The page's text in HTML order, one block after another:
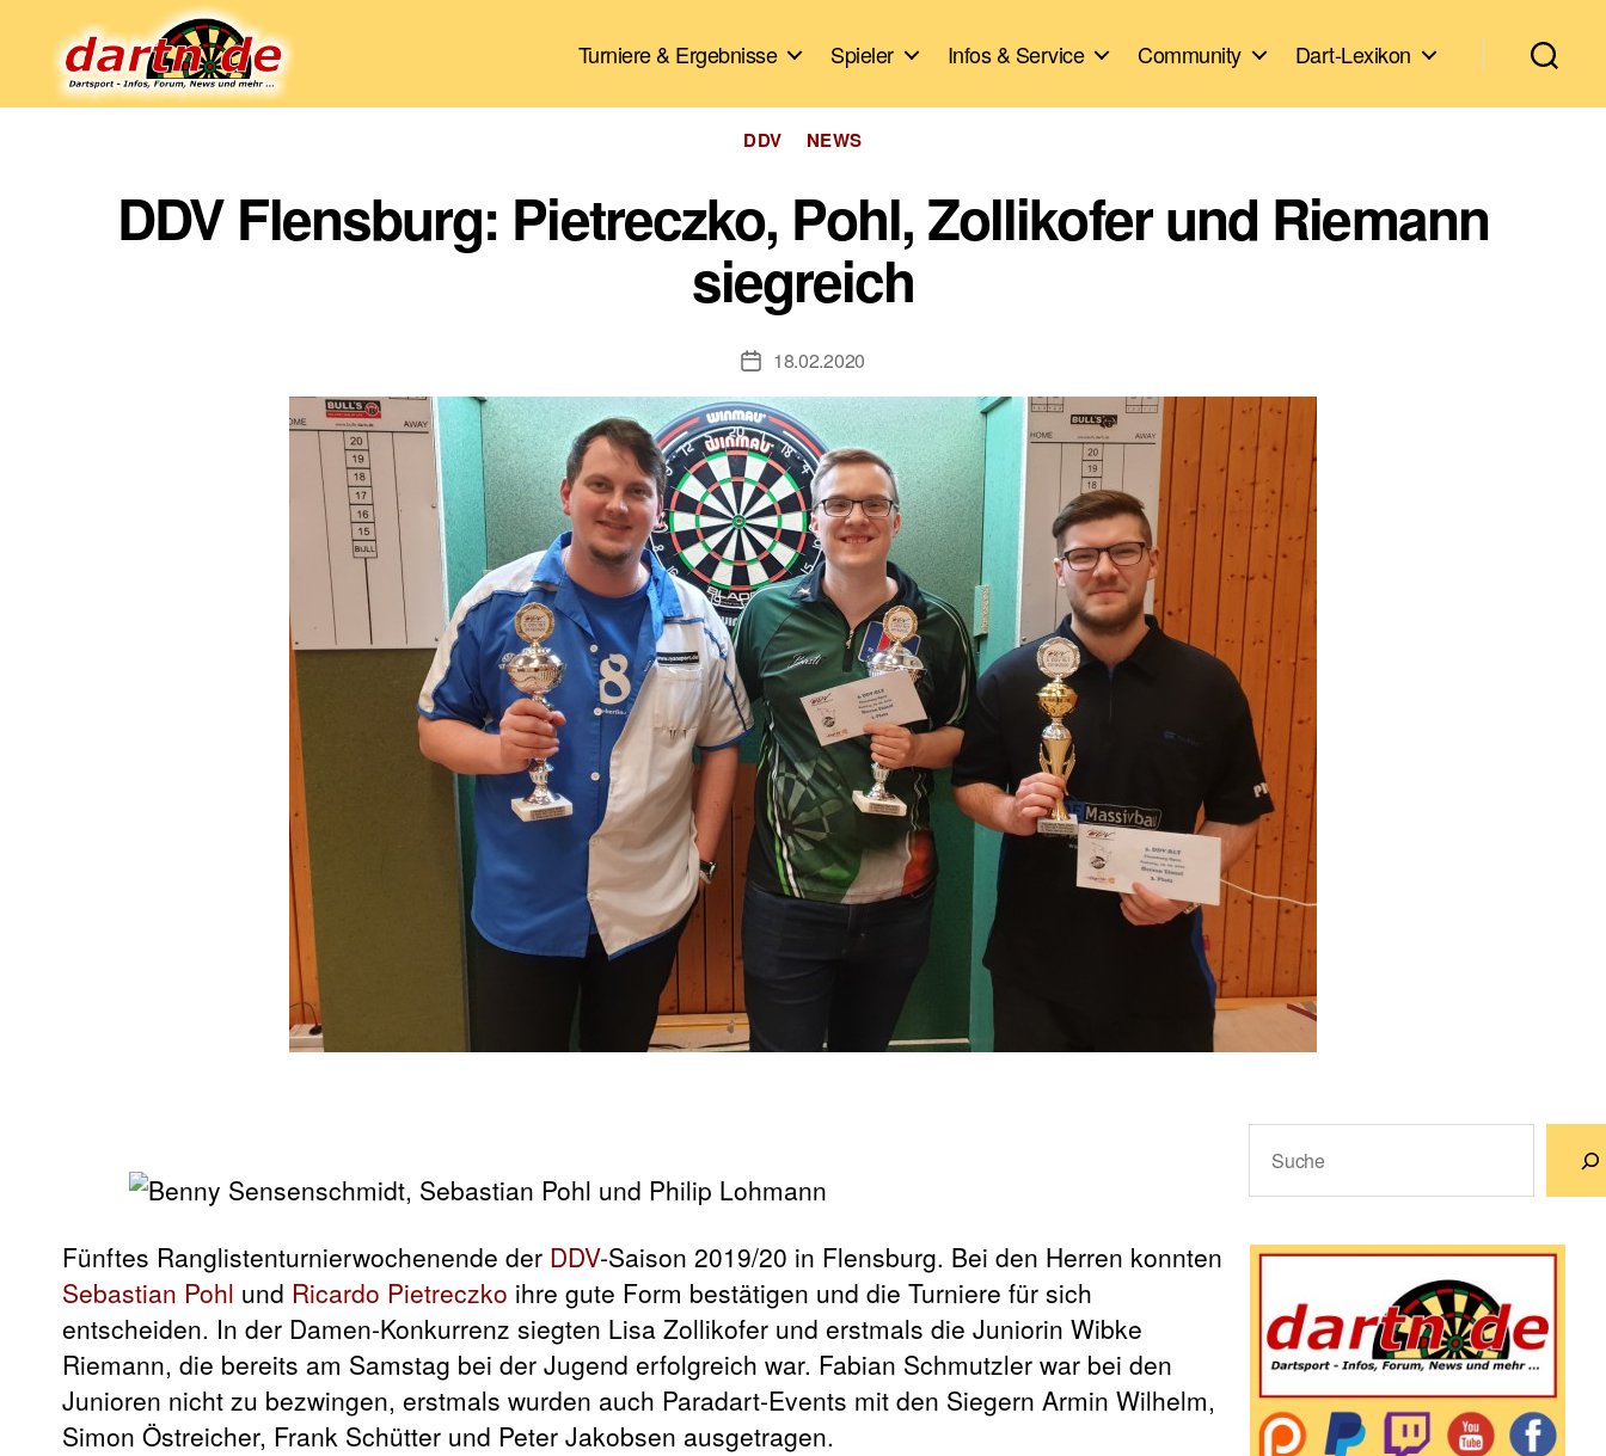
Turniere & Ergebnisse Spieler Infos & Service Community Dart-Lexikon
Kategorien
DDV NEWS
DDV Flensburg: Pietreczko, Pohl, Zollikofer und Riemann
siegreich
Veröffentlichungsdatum
18.02.2020
Fünftes Ranglistenturnierwochenende der DDV-Saison 2019/20 in Flensburg. Bei den Herren konnten
Sebastian Pohl und Ricardo Pietreczko ihre gute Form bestätigen und die Turniere für sich
entscheiden. In der Damen-Konkurrenz siegten Lisa Zollikofer und erstmals die Juniorin Wibke
Riemann, die bereits am Samstag bei der Jugend erfolgreich war. Fabian Schmutzler war bei den
Junioren nicht zu bezwingen, erstmals wurden auch Paradart-Events mit den Siegern Armin Wilhelm,
Simon Östreicher, Frank Schütter und Peter Jakobsen ausgetragen.